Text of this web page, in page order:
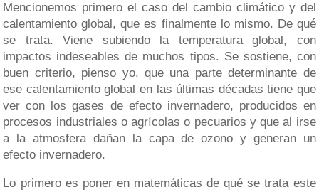
Mencionemos primero el caso del cambio climático y del
calentamiento global, que es finalmente lo mismo. De qué
se trata. Viene subiendo la temperatura global, con
impactos indeseables de muchos tipos. Se sostiene, con
buen criterio, pienso yo, que una parte determinante de
ese calentamiento global en las últimas décadas tiene que
ver con los gases de efecto invernadero, producidos en
procesos industriales o agrícolas o pecuarios y que al irse
a la atmosfera dañan la capa de ozono y generan un
efecto invernadero.
Lo primero es poner en matemáticas de qué se trata este